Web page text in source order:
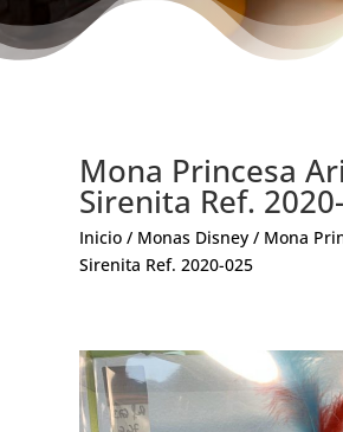
Mona Princesa
Sirenita Ref.
Inicio / Monas Disney / Mona
Sirenita Ref. 2020-025